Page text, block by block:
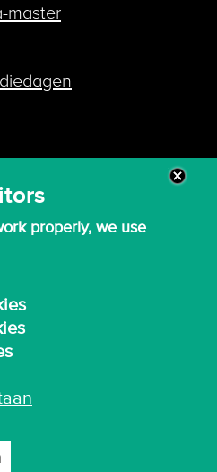
properly, we use
master
privacy